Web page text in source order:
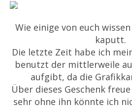
Wie einige von euch
kaputt.
Die letzte Zeit habe ich
benutzt der mittlerweile
aufgibt, da die
Über dieses Geschenk
sehr ohne ihn könnte ich